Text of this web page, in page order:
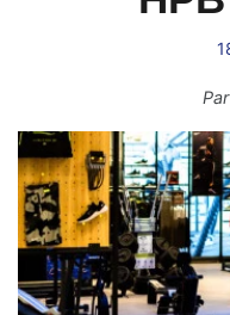
Par